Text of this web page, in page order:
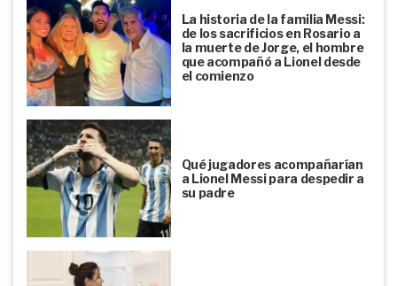
La historia de la familia Messi:
de los sacrificios en Rosario a
la muerte de Jorge, el hombre
que acompañó a Lionel desde
el comienzo
Qué jugadores acompañarían
a Lionel Messi para despedir a
su padre